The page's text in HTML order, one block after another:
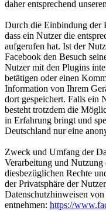
daher entsprechend
Durch die Einbindung der
dass ein Nutzer die
aufgerufen hat. Ist der
Facebook den Besuch
Nutzer mit den Plugins
betätigen oder einen
Information von Ihrem
dort gespeichert. Falls ein
besteht trotzdem die
in Erfahrung bringt und
Deutschland nur eine
Zweck und Umfang der
Verarbeitung und
diesbezüglichen Rechte
der Privatsphäre der
Datenschutzhinweisen
entnehmen: https://